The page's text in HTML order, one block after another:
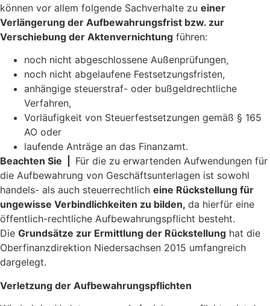
können vor allem folgende Sachverhalte zu einer
Verlängerung der Aufbewahrungsfrist bzw. zur
Verschiebung der Aktenvernichtung führen:
noch nicht abgeschlossene Außenprüfungen,
noch nicht abgelaufene Festsetzungsfristen,
anhängige steuerstraf- oder bußgeldrechtliche
Verfahren,
Vorläufigkeit von Steuerfestsetzungen gemäß § 165
AO oder
laufende Anträge an das Finanzamt.
Beachten Sie | Für die zu erwartenden Aufwendungen für
die Aufbewahrung von Geschäftsunterlagen ist sowohl
handels- als auch steuerrechtlich eine Rückstellung für
ungewisse Verbindlichkeiten zu bilden, da hierfür eine
öffentlich-rechtliche Aufbewahrungspflicht besteht.
Die Grundsätze zur Ermittlung der Rückstellung hat die
Oberfinanzdirektion Niedersachsen 2015 umfangreich
dargelegt.
Verletzung der Aufbewahrungspflichten